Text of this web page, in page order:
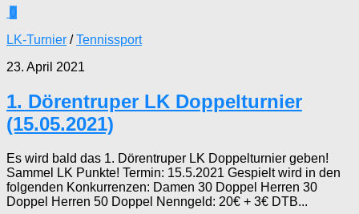
0
LK-Turnier /Tennissport
23. April 2021
1. Dörentruper LK Doppelturnier
(15.05.2021)
Es wird bald das 1. Dörentruper LK Doppelturnier geben!
Sammel LK Punkte! Termin: 15.5.2021 Gespielt wird in den
folgenden Konkurrenzen: Damen 30 Doppel Herren 30
Doppel Herren 50 Doppel Nenngeld: 20€ + 3€ DTB...